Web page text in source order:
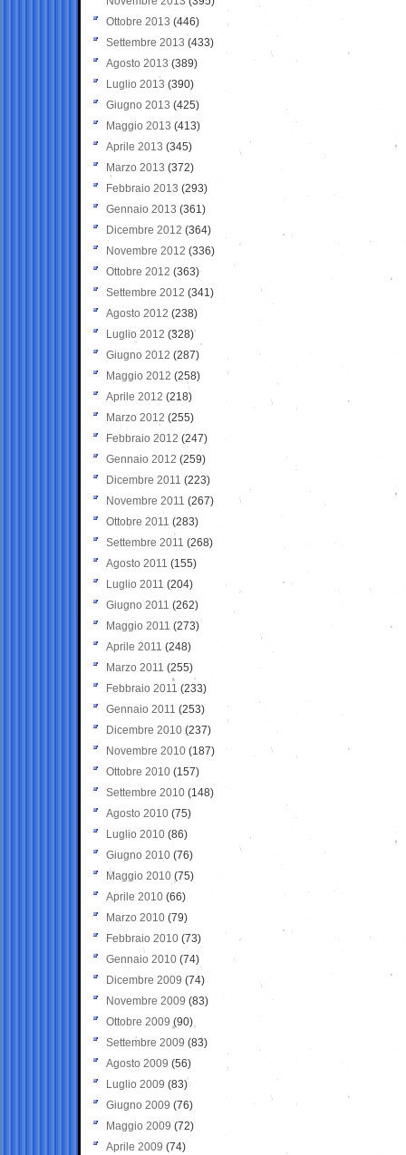
Ottobre 2013 (446)
Settembre 2013 (433)
Agosto 2013 (389)
Luglio 2013 (390)
Giugno 2013 (425)
Maggio 2013 (413)
Aprile 2013 (345)
Marzo 2013 (372)
Febbraio 2013 (293)
Gennaio 2013 (361)
Dicembre 2012 (364)
Novembre 2012 (336)
Ottobre 2012 (363)
Settembre 2012 (341)
Agosto 2012 (238)
Luglio 2012 (328)
Giugno 2012 (287)
Maggio 2012 (258)
Aprile 2012 (218)
Marzo 2012 (255)
Febbraio 2012 (247)
Gennaio 2012 (259)
Dicembre 2011 (223)
Novembre 2011 (267)
Ottobre 2011 (283)
Settembre 2011 (268)
Agosto 2011 (155)
Luglio 2011 (204)
Giugno 2011 (262)
Maggio 2011 (273)
Aprile 2011 (248)
Marzo 2011 (255)
Febbraio 2011 (233)
Gennaio 2011 (253)
Dicembre 2010 (237)
Novembre 2010 (187)
Ottobre 2010 (157)
Settembre 2010 (148)
Agosto 2010 (75)
Luglio 2010 (86)
Giugno 2010 (76)
Maggio 2010 (75)
Aprile 2010 (66)
Marzo 2010 (79)
Febbraio 2010 (73)
Gennaio 2010 (74)
Dicembre 2009 (74)
Novembre 2009 (83)
Ottobre 2009 (90)
Settembre 2009 (83)
Agosto 2009 (56)
Luglio 2009 (83)
Giugno 2009 (76)
Maggio 2009 (72)
Aprile 2009 (74)